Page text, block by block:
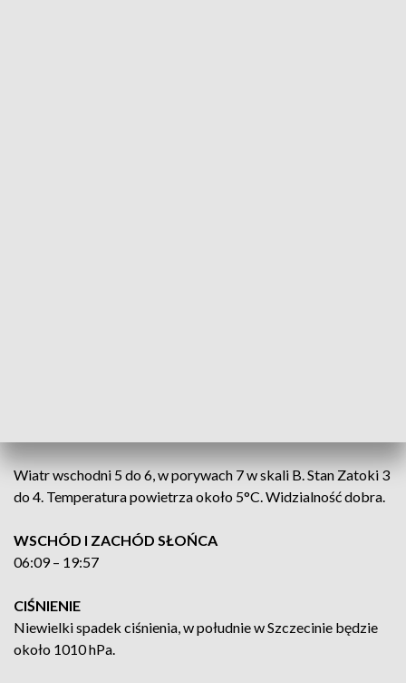
Wiatr wschodni 5 do 6, w porywach 7 w skali B. Stan Zatoki 3
do 4. Temperatura powietrza około 5°C. Widzialność dobra.
WSCHÓD I ZACHÓD SŁOŃCA
06:09 – 19:57
CIŚNIENIE
Niewielki spadek ciśnienia, w południe w Szczecinie będzie
około 1010 hPa.